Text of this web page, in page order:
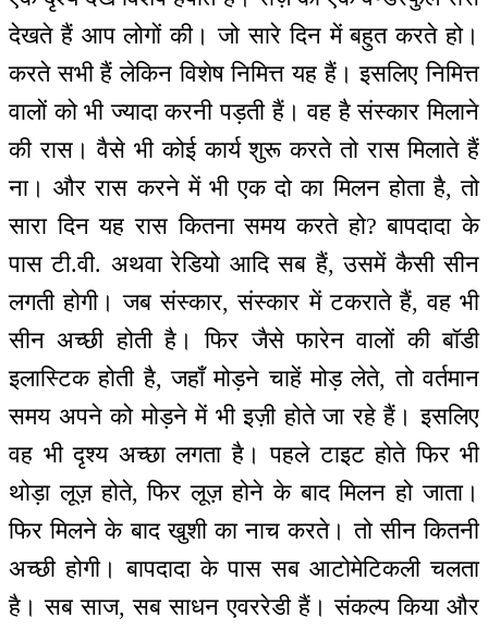
देखते हैं आप लोगों की। जो सारे दिन में बहुत करते हो।
करते सभी हैं लेकिन विशेष निमित्त यह हैं। इसलिए निमित्त
वालों को भी ज्यादा करनी पड़ती हैं। वह है संस्कार मिलाने
की रास। वैसे भी कोई कार्य शुरू करते तो रास मिलाते हैं
ना। और रास करने में भी एक दो का मिलन होता है, तो
सारा दिन यह रास कितना समय करते हो? बापदादा के
पास टी.वी. अथवा रेडियो आदि सब हैं, उसमें कैसी सीन
लगती होगी। जब संस्कार, संस्कार में टकराते हैं, वह भी
सीन अच्छी होती है। फिर जैसे फारेन वालों की बॉडी
इलास्टिक होती है, जहाँ मोड़ने चाहें मोड़ लेते, तो वर्तमान
समय अपने को मोड़ने में भी इज़ी होते जा रहे हैं। इसलिए
वह भी दृश्य अच्छा लगता है। पहले टाइट होते फिर भी
थोड़ा लूज़ होते, फिर लूज़ होने के बाद मिलन हो जाता।
फिर मिलने के बाद खुशी का नाच करते। तो सीन कितनी
अच्छी होगी। बापदादा के पास सब आटोमेटिकली चलता
है। सब साज, सब साधन एवररेडी हैं। संकल्प किया और